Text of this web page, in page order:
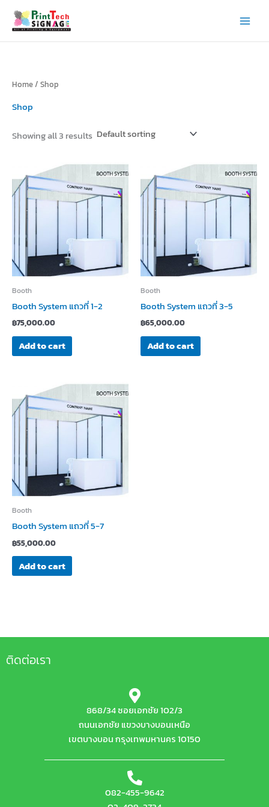
content
Home/ Shop
Shop
Showing all 3 results
Booth
Booth System แถวที่ 1-2
฿75,000.00
Add to cart
Booth
Booth System แถวที่ 3-5
฿65,000.00
Add to cart
Booth
Booth System แถวที่ 5-7
฿55,000.00
Add to cart
ติดต่อเรา
868/34 ซอยเอกชัย 102/3
ถนนเอกชัย แขวงบางบอนเหนือ
เขตบางบอน กรุงเทพมหานคร 10150
082-455-9642